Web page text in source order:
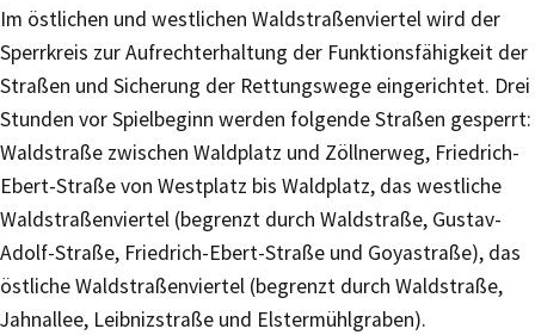
Im östlichen und westlichen Waldstraßenviertel wird der
Sperrkreis zur Aufrechterhaltung der Funktionsfähigkeit der
Straßen und Sicherung der Rettungswege eingerichtet. Drei
Stunden vor Spielbeginn werden folgende Straßen gesperrt:
Waldstraße zwischen Waldplatz und Zöllnerweg, Friedrich-
Ebert-Straße von Westplatz bis Waldplatz, das westliche
Waldstraßenviertel (begrenzt durch Waldstraße, Gustav-
Adolf-Straße, Friedrich-Ebert-Straße und Goyastraße), das
östliche Waldstraßenviertel (begrenzt durch Waldstraße,
Jahnallee, Leibnizstraße und Elstermühlgraben).